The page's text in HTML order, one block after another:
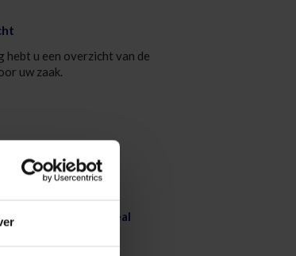
hebt u een overzicht van de
uw zaak.
VIVIUM Business Deal